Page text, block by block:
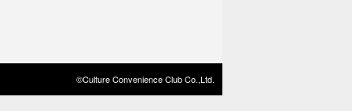
©Culture Convenience Club Co.,Ltd.